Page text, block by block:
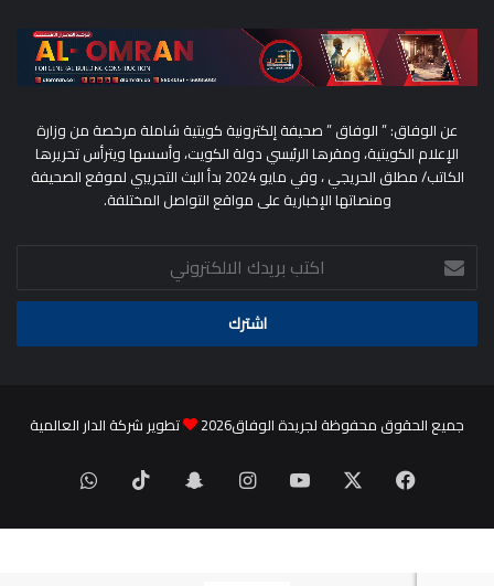
عن الوفاق: ” الوفاق ” صحيفة إلكترونية كويتية شاملة مرخصة من وزارة
الإعلام الكويتية، ومقرها الرئيسي دولة الكويت، وأسسها ويترأس تحريرها
الكاتب/ مطلق الحريجي ، وفي مايو 2024 بدأ البث التجريبي لموقع الصحيفة
ومنصاتها الإخبارية على مواقع التواصل المختلفة.
اكتب
بريدك
الالكتروني
جميع الحقوق محفوظة لجريدة الوفاق2026 تطوير شركة الدار العالمية
فيسبوك ‫YouTubeانستقرامسناب
تشات
‫TikTokواتساب